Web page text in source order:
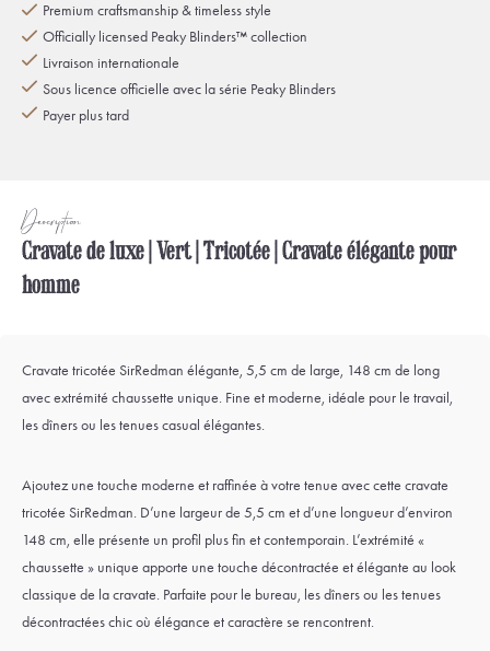
Premium craftsmanship & timeless style
Officially licensed Peaky Blinders™ collection
Livraison internationale
Sous licence officielle avec la série Peaky Blinders
Payer plus tard
Description
Cravate de luxe | Vert | Tricotée | Cravate élégante pour
homme
Cravate tricotée SirRedman élégante, 5,5 cm de large, 148 cm de long
avec extrémité chaussette unique. Fine et moderne, idéale pour le travail,
les dîners ou les tenues casual élégantes.
Ajoutez une touche moderne et raffinée à votre tenue avec cette cravate
tricotée SirRedman. D’une largeur de 5,5 cm et d’une longueur d’environ
148 cm, elle présente un profil plus fin et contemporain. L’extrémité «
chaussette » unique apporte une touche décontractée et élégante au look
classique de la cravate. Parfaite pour le bureau, les dîners ou les tenues
décontractées chic où élégance et caractère se rencontrent.